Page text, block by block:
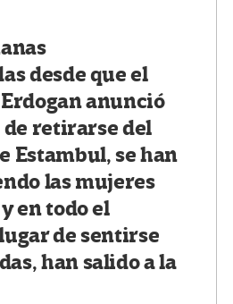
desde que el
anunció
retirarse del
Estambul, se han
las mujeres
en todo el
de sentirse
han salido a la